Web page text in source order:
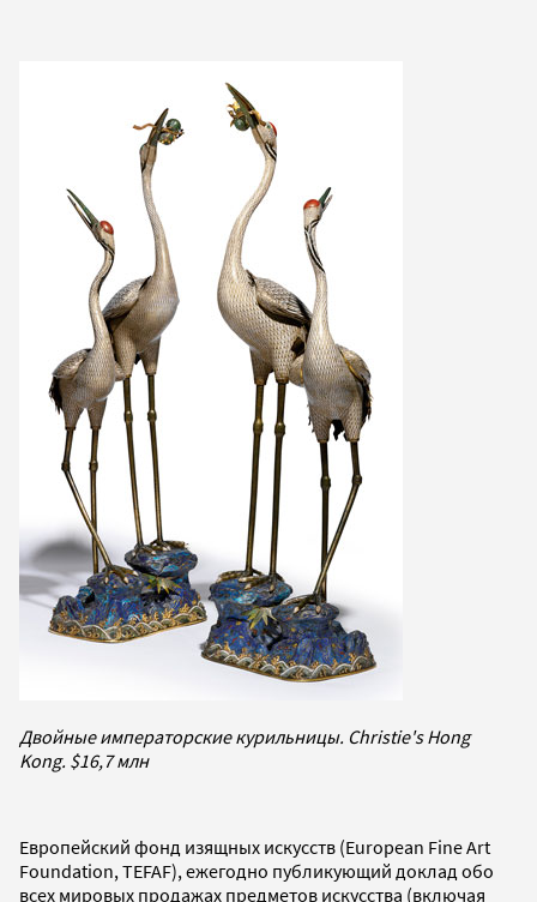
Двойные императорские курильницы. Christie's Hong
Kong. $16,7 млн
Европейский фонд изящных искусств (European Fine Art
Foundation, TEFAF), ежегодно публикующий доклад обо
всех мировых продажах предметов искусства (включая